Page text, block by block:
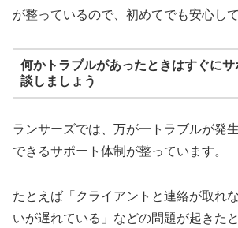
が整っているので、初めてでも安心し
何かトラブルがあったときはすぐにサ
談しましょう
ランサーズでは、万が一トラブルが発
できるサポート体制が整っています。
たとえば「クライアントと連絡が取れ
いが遅れている」などの問題が起きた